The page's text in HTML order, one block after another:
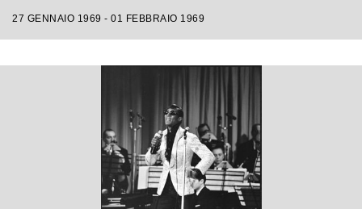
27 GENNAIO 1969 - 01 FEBBRAIO 1969